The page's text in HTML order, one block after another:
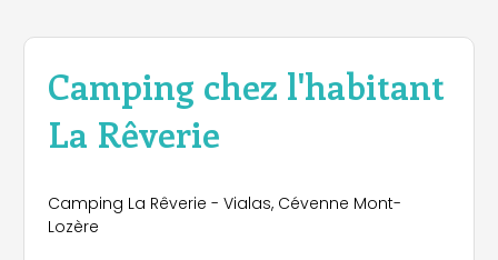
Camping chez l'habitant
La Rêverie
Camping La Rêverie - Vialas, Cévenne Mont-
Lozère